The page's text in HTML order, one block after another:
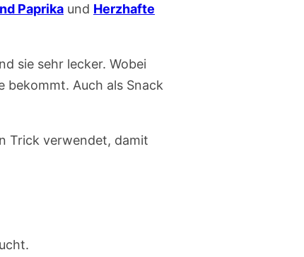
Paprika und Herzhafte
sie sehr lecker. Wobei
bekommt. Auch als Snack
Trick verwendet, damit